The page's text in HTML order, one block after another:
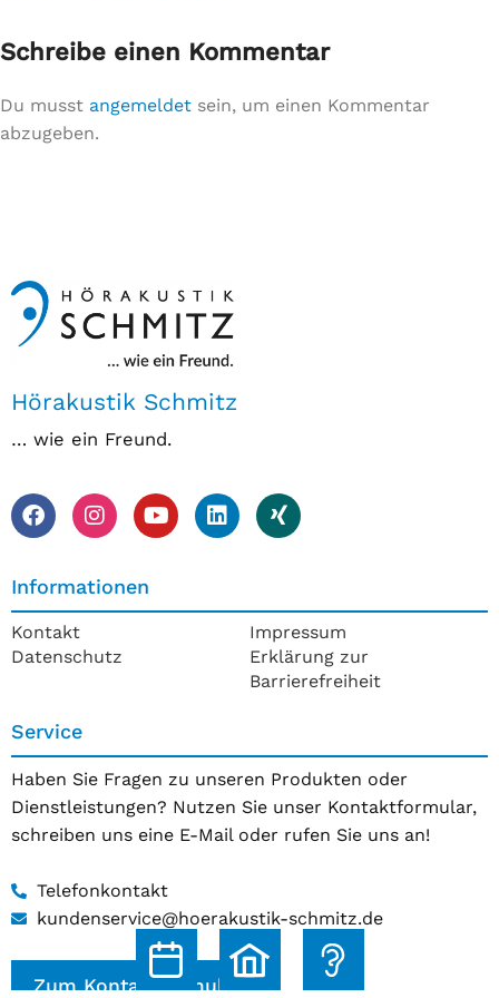
Schreibe einen Kommentar
Du musst angemeldet sein, um einen Kommentar
abzugeben.
Hörakustik Schmitz
… wie ein Freund.
Informationen
Kontakt
Datenschutz
Impressum
Erklärung zur
Barrierefreiheit
Service
Haben Sie Fragen zu unseren Produkten oder
Dienstleistungen? Nutzen Sie unser Kontaktformular,
schreiben uns eine E-Mail oder rufen Sie uns an!
Telefonkontakt
kundenservice@hoerakustik-schmitz.de
Zum Kontaktformular